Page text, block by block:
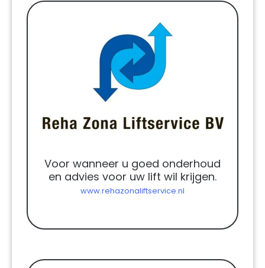
Voor wanneer u goed onderhoud
en advies voor uw lift wil krijgen.
www.rehazonaliftservice.nl